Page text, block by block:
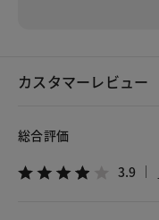
カスタマーレビュー
総合評価
3.9